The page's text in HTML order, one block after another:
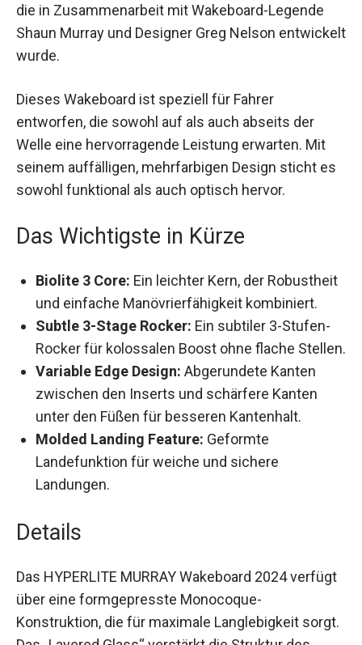
Shaun Murray und Designer Greg Nelson
entwickelt wurde.
entworfen, die sowohl auf als auch abseits der
Welle eine hervorragende Leistung erwarten. Mit
seinem auffälligen, mehrfarbigen Design sticht
es sowohl funktional als auch optisch hervor.
Robustheit und einfache Manövrierfähigkeit
kombiniert.
Subtle 3-Stage Rocker: Ein subtiler 3-Stufen-
Rocker für kolossalen Boost ohne flache
Stellen.
Variable Edge Design:Abgerundete Kanten
zwischen den Inserts und schärfere Kanten
unter den Füßen für besseren Kantenhalt.
Molded Landing Feature: Geformte
Landefunktion für weiche und sichere
Das HYPERLITE MURRAY Wakeboard 2024
verfügt über eine formgepresste Monocoque-